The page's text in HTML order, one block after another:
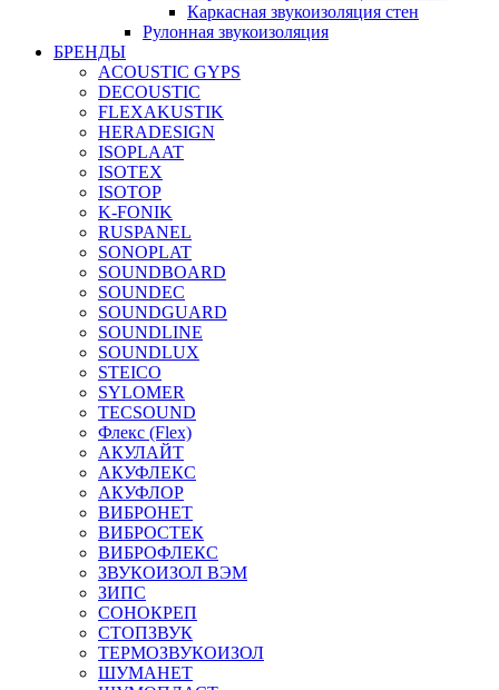
Каркасная звукоизоляция стен
Рулонная звукоизоляция
БРЕНДЫ
ACOUSTIC GYPS
DECOUSTIC
FLEXAKUSTIK
HERADESIGN
ISOPLAAT
ISOTEX
ISOTOP
K-FONIK
RUSPANEL
SONOPLAT
SOUNDBOARD
SOUNDEC
SOUNDGUARD
SOUNDLINE
SOUNDLUX
STEICO
SYLOMER
TECSOUND
Флекс (Flex)
АКУЛАЙТ
АКУФЛЕКС
АКУФЛОР
ВИБРОНЕТ
ВИБРОСТЕК
ВИБРОФЛЕКС
ЗВУКОИЗОЛ ВЭМ
ЗИПС
СОНОКРЕП
СТОПЗВУК
ТЕРМОЗВУКОИЗОЛ
ШУМАНЕТ